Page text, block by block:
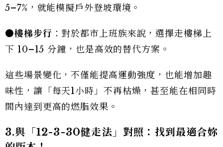
5–7%，就能模擬戶外登坡環境。
●樓梯步行 ：對於都市上班族來說，選擇走樓梯上
下 10–15 分鐘，也是高效的替代方案。
這些場景變化，不僅能提高運動強度，也能增加趣
味性，讓「每天1小時」不再枯燥，甚至能在相同時
間內達到更高的燃脂效果。
3.與「12-3-30健走法」對照：找到最適合妳